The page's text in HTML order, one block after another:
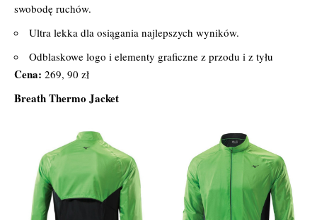
swobodę ruchów.
Ultra lekka dla osiągania najlepszych wyników.
Odblaskowe logo i elementy graficzne z przodu i z tyłu
Cena: 269, 90 zł
Breath Thermo Jacket